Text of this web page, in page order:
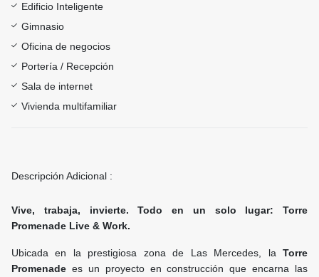
Edificio Inteligente
Gimnasio
Oficina de negocios
Portería / Recepción
Sala de internet
Vivienda multifamiliar
Descripción Adicional :
Vive, trabaja, invierte. Todo en un solo lugar: Torre
Promenade Live & Work.
Ubicada en la prestigiosa zona de Las Mercedes, la Torre
Promenade es un proyecto en construcción que encarna las